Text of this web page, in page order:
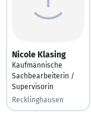
Nicole Klasing
Kaufmännische
Sachbearbeiterin /
Supervisorin
Recklinghausen